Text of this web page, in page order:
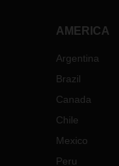
AMERICA
Argentina
Brazil
Canada
Chile
Mexico
Peru